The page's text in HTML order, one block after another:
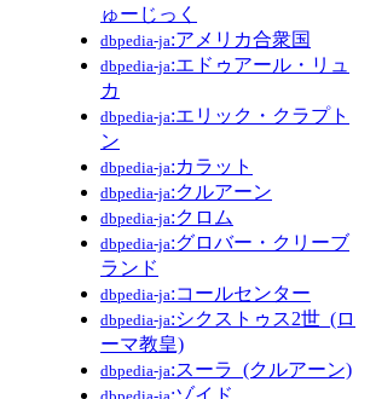
ゅーじっく
dbpedia-ja:アメリカ合衆国
dbpedia-ja:エドゥアール・リュ
カ
dbpedia-ja:エリック・クラプト
ン
dbpedia-ja:カラット
dbpedia-ja:クルアーン
dbpedia-ja:クロム
dbpedia-ja:グロバー・クリーブ
ランド
dbpedia-ja:コールセンター
dbpedia-ja:シクストゥス2世_(ロ
ーマ教皇)
dbpedia-ja:スーラ_(クルアーン)
:ゾイド